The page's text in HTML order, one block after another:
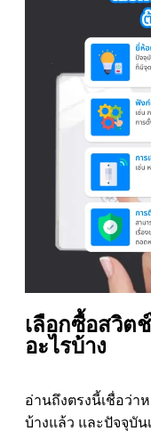
เลือกซื้อสวิต
อะไรบ้าง
อ่านถึงตรงนี้เชื่อว่า
บ้างแล้ว และปัจจุบั